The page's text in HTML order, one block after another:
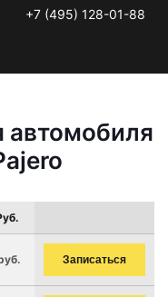
+7 (495) 128-01-88
автомобиля
Записаться